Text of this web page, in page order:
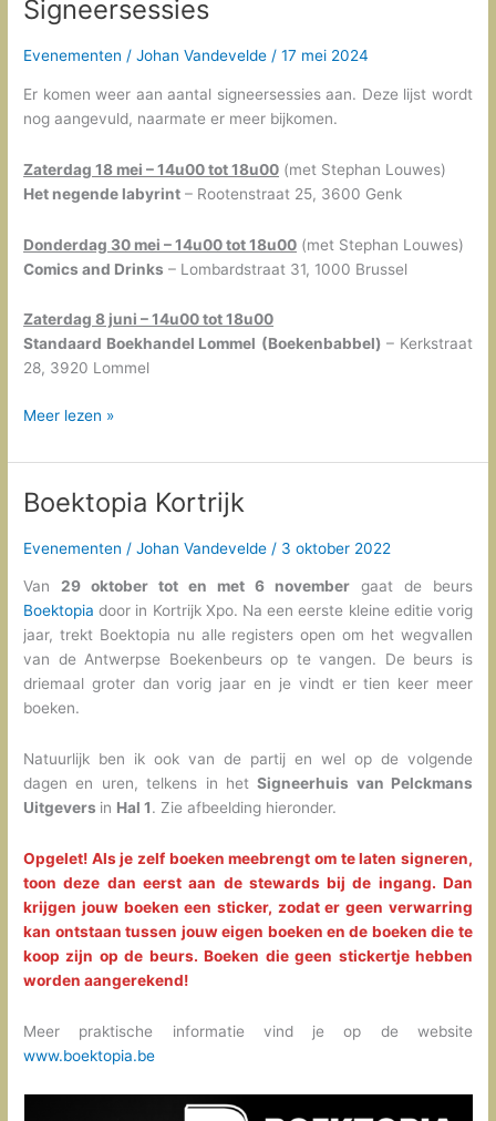
Signeersessies
Evenementen /Johan Vandevelde /17 mei 2024
Er komen weer aan aantal signeersessies aan. Deze lijst wordt
nog aangevuld, naarmate er meer bijkomen.
Zaterdag 18 mei – 14u00 tot 18u00 (met Stephan Louwes)
Het negende labyrint – Rootenstraat 25, 3600 Genk
Donderdag 30 mei – 14u00 tot 18u00 (met Stephan Louwes)
Comics and Drinks – Lombardstraat 31, 1000 Brussel
Zaterdag 8 juni – 14u00 tot 18u00
Standaard Boekhandel Lommel (Boekenbabbel) – Kerkstraat
28, 3920 Lommel
Signeersessies
Meer lezen »
Boektopia Kortrijk
Evenementen /Johan Vandevelde / 3 oktober 2022
Van29 oktober tot en met 6 november gaat de beurs
Boektopiadoor in Kortrijk Xpo. Na een eerste kleine editie vorig
jaar, trekt Boektopia nu alle registers open om het wegvallen
van de Antwerpse Boekenbeurs op te vangen. De beurs is
driemaal groter dan vorig jaar en je vindt er tien keer meer
boeken.
Natuurlijk ben ik ook van de partij en wel op de volgende
dagen en uren, telkens in hetSigneerhuis van Pelckmans
Uitgevers in Hal 1. Zie afbeelding hieronder.
Opgelet! Als je zelf boeken meebrengt om te laten signeren,
toon deze dan eerst aan de stewards bij de ingang. Dan
krijgen jouw boeken een sticker, zodat er geen verwarring
kan ontstaan tussen jouw eigen boeken en de boeken die te
koop zijn op de beurs. Boeken die geen stickertje hebben
worden aangerekend!
Meer praktische informatie vind je op de website
www.boektopia.be